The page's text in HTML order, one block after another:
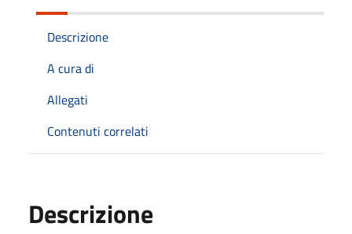
Descrizione
A cura di
Allegati
Contenuti correlati
Descrizione